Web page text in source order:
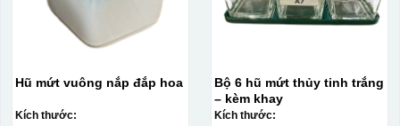
phù hợp cho sản xuất số lượng lớn, tuy nhiên đòi hỏi
quy trình chuẩn bị kỹ lưỡng và chi phí setup ban đầu
Hũ mứt vuông nắp đắp hoa
Kích thước:
Bộ 6 hũ mứt thủy tinh trắng
– kèm khay
Kích thước: